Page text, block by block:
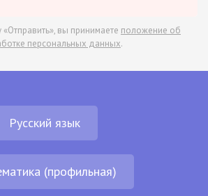
вы принимаете положение об
персональных данных.
Русский язык
(профильная)